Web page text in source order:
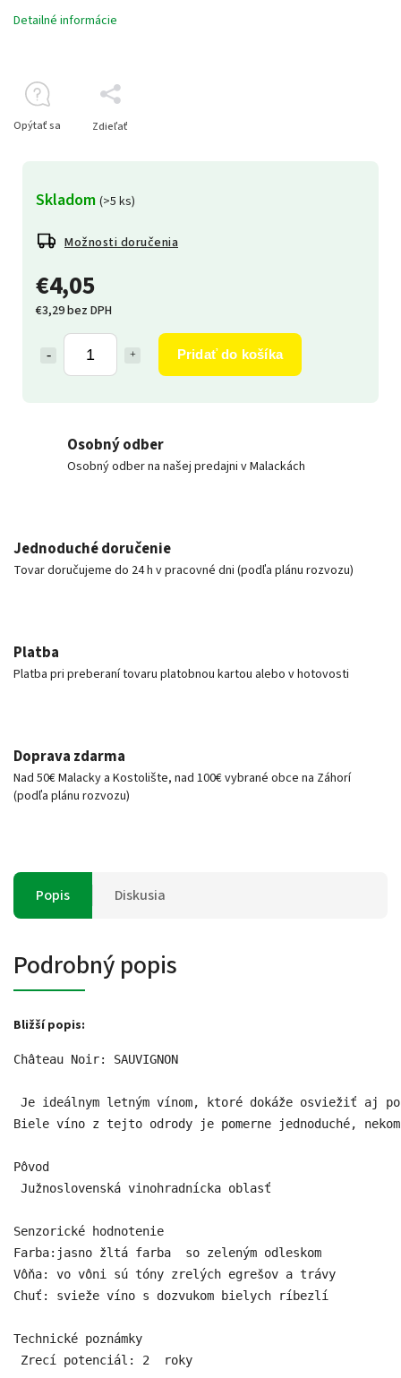
€4,05
€3,29 bez DPH
Pridať do košíka
Skladom (>5 ks)
Možnosti doručenia
Detailné informácie
Opýtať sa Zdieľať
Osobný odber
Osobný odber na našej predajni v Malackách
Jednoduché doručenie
Tovar doručujeme do 24 h v pracovné dni (podľa plánu rozvozu)
Platba
Platba pri preberaní tovaru platobnou kartou alebo v hotovosti
Doprava zdarma
Nad 50€ Malacky a Kostolište, nad 100€ vybrané obce na Záhorí
(podľa plánu rozvozu)
Popis Diskusia
Podrobný popis
Bližší popis:
Château Noir: SAUVIGNON
Je ideálnym letným vínom, ktoré dokáže osviežiť aj
Biele víno z tejto odrody je pomerne jednoduché,
Pôvod
Južnoslovenská vinohradnícka oblasť
Senzorické hodnotenie
Farba:jasno žltá farba  so zeleným odleskom
Vôňa: vo vôni sú tóny zrelých egrešov a trávy
Chuť: svieže víno s dozvukom bielych ríbezlí
Technické poznámky
Zrecí potenciál: 2  roky